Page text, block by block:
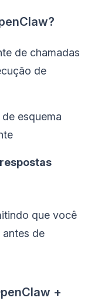
de chamadas
de
esquema
respostas
que você
antes de
+